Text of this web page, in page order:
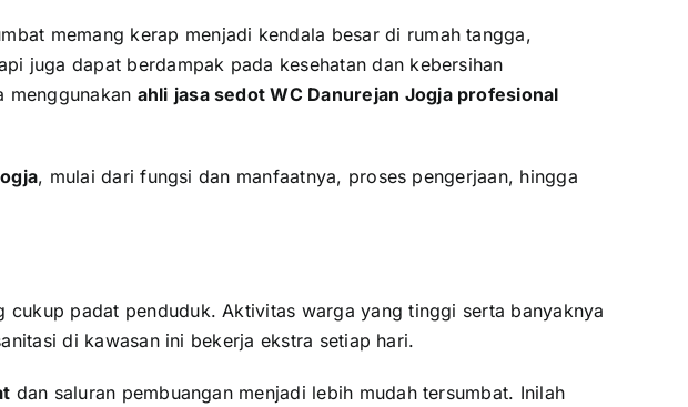
memang kerap menjadi kendala besar di rumah tangga,
juga dapat berdampak pada kesehatan dan kebersihan
menggunakan ahli jasa sedot WC Danurejan Jogja profesional
, mulai dari fungsi dan manfaatnya, proses pengerjaan, hingga
padat penduduk. Aktivitas warga yang tinggi serta banyaknya
di kawasan ini bekerja ekstra setiap hari.
dan saluran pembuangan menjadi lebih mudah tersumbat. Inilah